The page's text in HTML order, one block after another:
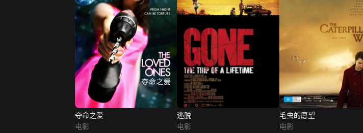
夺命之爱
电影
逃脱
电影
毛虫的愿望
电影